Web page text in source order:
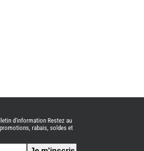
d'information Restez au
rabais, soldes et